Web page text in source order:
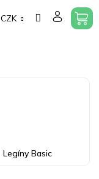
CZK
Legíny Basic